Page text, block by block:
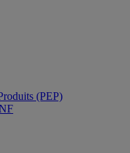
(PEP)